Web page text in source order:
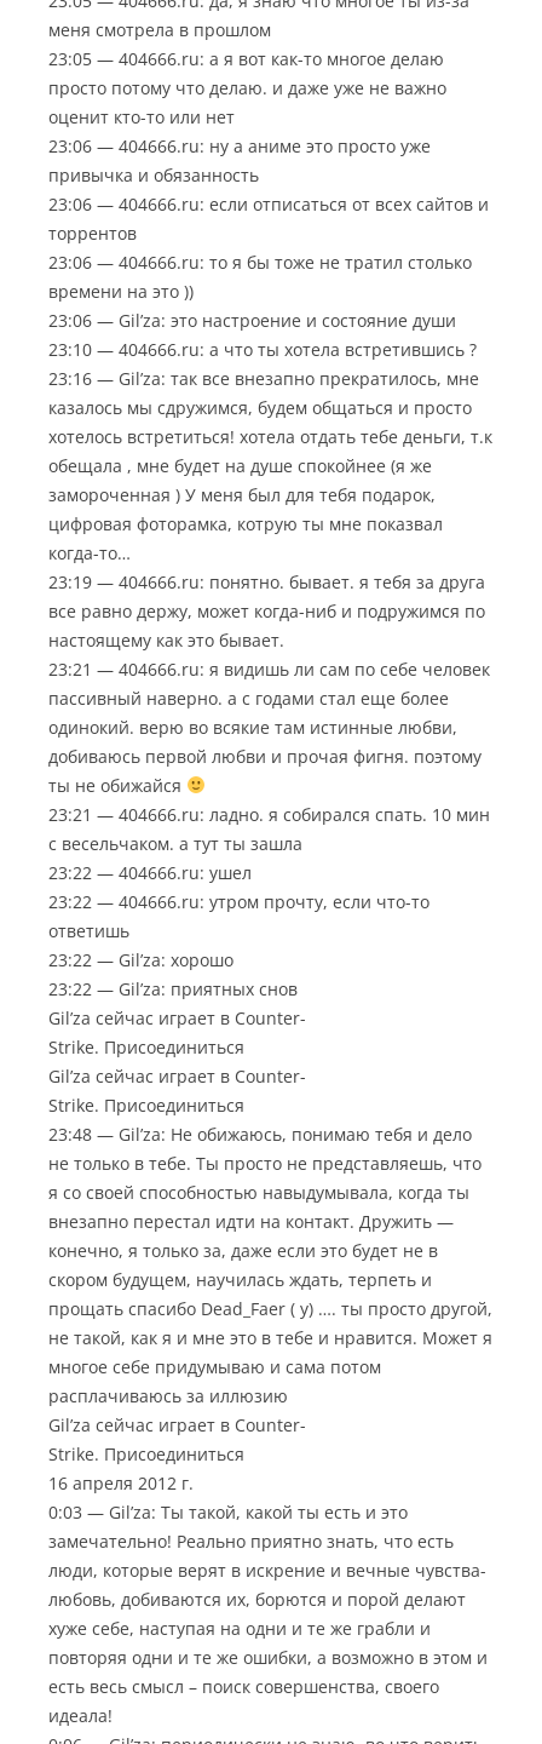
меня смотрела в прошлом
23:05 — 404666.ru: а я вот как-то многое делаю
просто потому что делаю. и даже уже не важно
оценит кто-то или нет
23:06 — 404666.ru: ну а аниме это просто уже
привычка и обязанность
23:06 — 404666.ru: если отписаться от всех сайтов и
торрентов
23:06 — 404666.ru: то я бы тоже не тратил столько
времени на это ))
23:06 — Gil’za: это настроение и состояние души
23:10 — 404666.ru: а что ты хотела встретившись ?
23:16 — Gil’za: так все внезапно прекратилось, мне
казалось мы сдружимся, будем общаться и просто
хотелось встретиться! хотела отдать тебе деньги, т.к
обещала , мне будет на душе спокойнее (я же
замороченная ) У меня был для тебя подарок,
цифровая фоторамка, котрую ты мне показвал
когда-то…
23:19 — 404666.ru: понятно. бывает. я тебя за друга
все равно держу, может когда-ниб и подружимся по
настоящему как это бывает.
23:21 — 404666.ru: я видишь ли сам по себе человек
пассивный наверно. а с годами стал еще более
одинокий. верю во всякие там истинные любви,
добиваюсь первой любви и прочая фигня. поэтому
ты не обижайся
23:21 — 404666.ru: ладно. я собирался спать. 10 мин
с весельчаком. а тут ты зашла
23:22 — 404666.ru: ушел
23:22 — 404666.ru: утром прочту, если что-то
ответишь
23:22 — Gil’za: хорошо
23:22 — Gil’za: приятных снов
Gil’za сейчас играет в Counter-
Strike. Присоединиться
Gil’za сейчас играет в Counter-
Strike. Присоединиться
23:48 — Gil’za: Не обижаюсь, понимаю тебя и дело
не только в тебе. Ты просто не представляешь, что
я со своей способностью навыдумывала, когда ты
внезапно перестал идти на контакт. Дружить —
конечно, я только за, даже если это будет не в
скором будущем, научилась ждать, терпеть и
прощать спасибо Dead_Faer ( у) …. ты просто другой,
не такой, как я и мне это в тебе и нравится. Может я
многое себе придумываю и сама потом
расплачиваюсь за иллюзию
Gil’za сейчас играет в Counter-
Strike. Присоединиться
16 апреля 2012 г.
0:03 — Gil’za: Ты такой, какой ты есть и это
замечательно! Реально приятно знать, что есть
люди, которые верят в искрение и вечные чувства-
любовь, добиваются их, борются и порой делают
хуже себе, наступая на одни и те же грабли и
повторяя одни и те же ошибки, а возможно в этом и
есть весь смысл – поиск совершенства, своего
идеала!